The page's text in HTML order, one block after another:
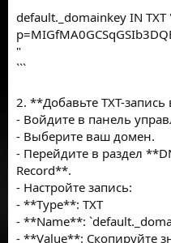
default._domainkey IN
"
```
2. **Добавьте TXT-
- Войдите в панель
- Выберите ваш домен.
- Перейдите в раздел
Record**.
- Настройте запись:
- **Type**: TXT
- **Name**:
- **Value**: Скопируйте